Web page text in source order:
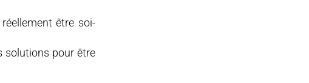
être soi-
solutions pour être